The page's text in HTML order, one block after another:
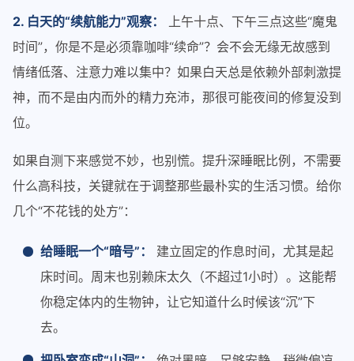
2. 白天的“续航能力”观察：
上午十点、下午三点这些“魔鬼
时间”，你是不是必须靠咖啡“续命”？会不会无缘无故感到
情绪低落、注意力难以集中？如果白天总是依赖外部刺激提
神，而不是由内而外的精力充沛，那很可能夜间的修复没到
位。
如果自测下来感觉不妙，也别慌。提升深睡眠比例，不需要
什么高科技，关键就在于调整那些最朴实的生活习惯。给你
几个“不花钱的处方”：
给睡眠一个“暗号”：
建立固定的作息时间，尤其是起
床时间。周末也别赖床太久（不超过1小时）。这能帮
你稳定体内的生物钟，让它知道什么时候该“沉”下
去。